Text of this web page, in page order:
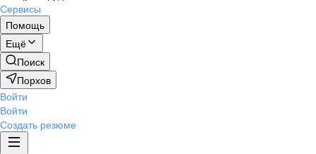
Сервисы
Помощь
Ещё
Поиск
Порхов
Войти
Войти
Создать резюме